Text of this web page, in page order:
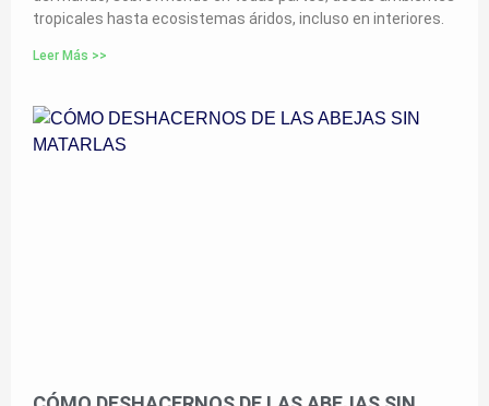
tropicales hasta ecosistemas áridos, incluso en interiores.
Leer Más >>